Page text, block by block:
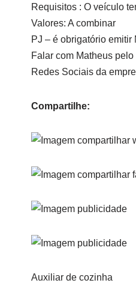
Requisitos : O veículo
Valores: A combinar
PJ – é obrigatório
Falar com Matheus
Redes Sociais da
Compartilhe:
Auxiliar de cozinha